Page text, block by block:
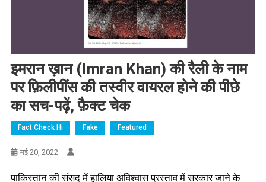
इमरान ख़ान (Imran Khan) की रैली के नाम
पर फ़िलीपींस की तस्वीर वायरल होने की पीछे
का सच-पढ़ें, फ़ैक्ट चेक
Fact Check Hi Fake Featured
मई 20, 2022
पाकिस्तान की संसद में हालिया अविश्वास प्रस्ताव में सरकार जाने के